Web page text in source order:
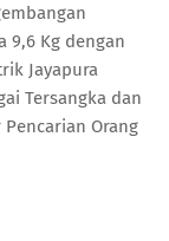
9,6 Kg dengan
Jayapura
Tersangka dan
Orang